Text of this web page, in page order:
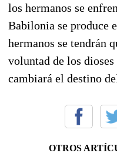
los hermanos se
Babilonia se produce
hermanos se tendrán
voluntad de los dioses
cambiará el destino
OTROS